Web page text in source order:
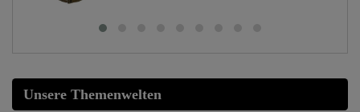
Unsere Themenwelten